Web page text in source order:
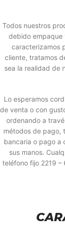
Todos nuestros
debido empaque
caracterizamos
cliente, tratamos
sea la realidad de
Lo esperamos
de venta o con
ordenando a
métodos de pago,
bancaria o pago a
sus manos.
teléfono fijo 2219 –